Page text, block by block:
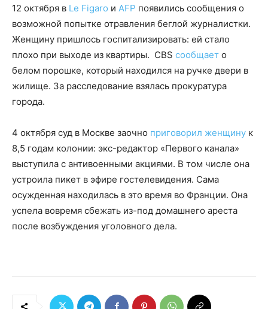
12 октября в Le Figaro и AFP появились сообщения о
возможной попытке отравления беглой журналистки.
Женщину пришлось госпитализировать: ей стало
плохо при выходе из квартиры. CBS сообщает о
белом порошке, который находился на ручке двери в
жилище. За расследование взялась прокуратура
города.
4 октября суд в Москве заочно приговорил женщину к
8,5 годам колонии: экс-редактор «Первого канала»
выступила с антивоенными акциями. В том числе она
устроила пикет в эфире гостелевидения. Сама
осужденная находилась в это время во Франции. Она
успела вовремя сбежать из-под домашнего ареста
после возбуждения уголовного дела.